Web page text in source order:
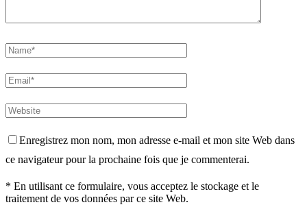
Enregistrez mon nom, mon adresse e-mail et mon site Web dans
ce navigateur pour la prochaine fois que je commenterai.
* En utilisant ce formulaire, vous acceptez le stockage et le
traitement de vos données par ce site Web.